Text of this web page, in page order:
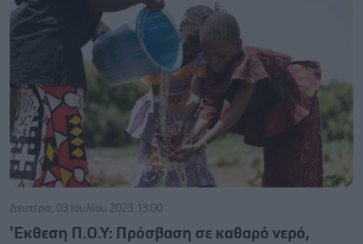
Δευτέρα, 03 Ιουλίου 2023, 13:00
'Eκθεση Π.Ο.Υ: Πρόσβαση σε καθαρό νερό,